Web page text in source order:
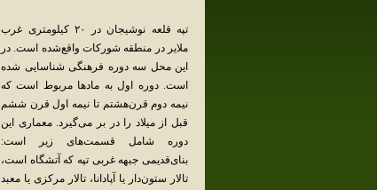
تپه‌ قلعه‌ نوشیجان‌ در ۲۰ کیلومتری‌ غرب‌
ملایر در منطقه‌ شورکات‌ واقع‌شده‌ است‌. در
این‌ محل‌ سه‌ دوره‌ فرهنگی‌ شناسایی‌ شده‌
است‌. دوره‌ اول‌ به‌ مادها مربوط‌ است‌ که‌
نیمه‌ دوم‌ قرن‌هشتم‌ تا نیمه‌ اول‌ قرن‌ ششم‌
قبل‌ از میلاد را در بر می‌گیرد. معماری‌ این‌
دوره‌ شامل‌ قسمت‌های‌ زیر است‌:
بنای‌قدیمی‌ جبهه‌ غربی‌ تپه‌ که‌ آتشگاه‌ است‌،
تالار ستون‌دار یا آپادانا، تالار مرکزی‌ یا معبد